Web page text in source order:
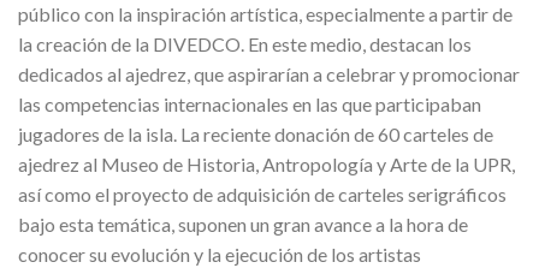
público con la inspiración artística, especialmente a partir de
la creación de la DIVEDCO. En este medio, destacan los
dedicados al ajedrez, que aspirarían a celebrar y promocionar
las competencias internacionales en las que participaban
jugadores de la isla. La reciente donación de 60 carteles de
ajedrez al Museo de Historia, Antropología y Arte de la UPR,
así como el proyecto de adquisición de carteles serigráficos
bajo esta temática, suponen un gran avance a la hora de
conocer su evolución y la ejecución de los artistas